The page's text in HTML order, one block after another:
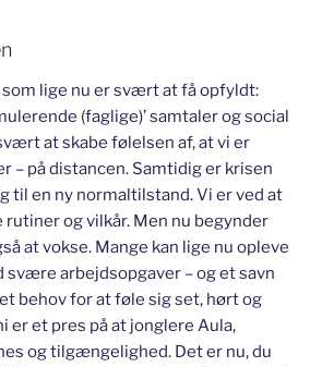
som lige nu er svært at få opfyldt:
(faglige)’ samtaler og social
at skabe følelsen af, at vi er
– på distancen. Samtidig er krisen
til en ny normaltilstand. Vi er ved at
og vilkår. Men nu begynder
at vokse. Mange kan lige nu opleve
svære arbejdsopgaver – og et savn
behov for at føle sig set, hørt og
er et pres på at jonglere Aula,
og tilgængelighed. Det er nu, du